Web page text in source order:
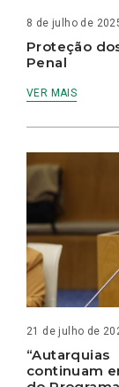
8 de julho de
Proteção
Penal
VER MAIS
21 de julho de
“Autarquias
continuam